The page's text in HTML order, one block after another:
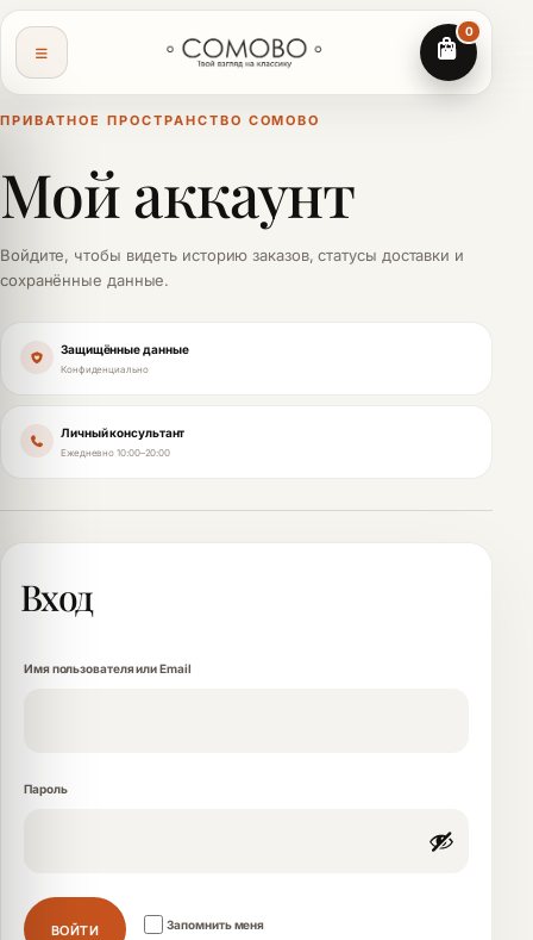
0
ПРИВАТНОЕ ПРОСТРАНСТВО СОМОВО
Мой аккаунт
Войдите, чтобы видеть историю заказов, статусы доставки и
сохранённые данные.
Защищённые данные
Конфиденциально
Личный консультант
Ежедневно 10:00–20:00
Вход
Имя пользователя или Email
Пароль
Запомнить меня
ВОЙТИ